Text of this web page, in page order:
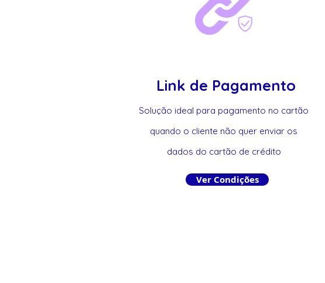
Link de Pagamento
Solução ideal para pagamento no cartão
quando o cliente não quer enviar os
dados do cartão de crédito
Ver Condições